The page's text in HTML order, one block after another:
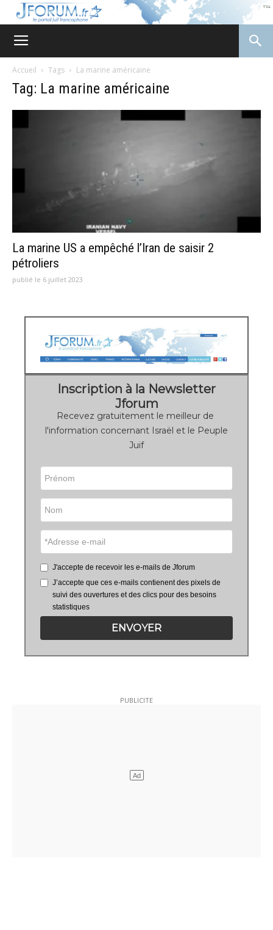
Accueil Tags La marine américaine
Tag: La marine américaine
La marine US a empêché l’Iran de saisir 2
pétroliers
publié le 6 juillet 2023
Inscription à la Newsletter
Jforum
Recevez gratuitement le meilleur de
l'information concernant Israël et le Peuple
Juif
J'accepte de recevoir les e-mails de Jforum
J’accepte que ces e-mails contienent des pixels de
suivi des ouvertures et des clics pour des besoins
statistiques
ENVOYER